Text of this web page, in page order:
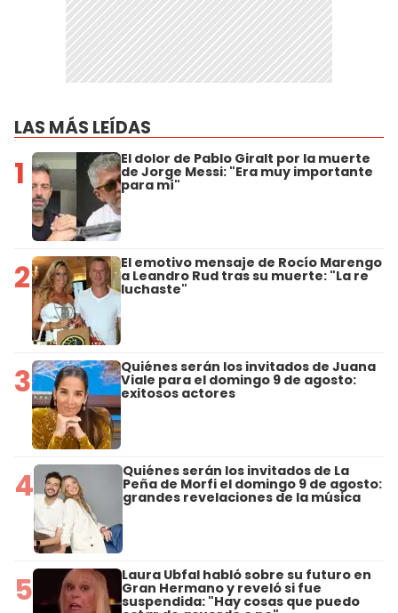
LAS MÁS LEÍDAS
1 El dolor de Pablo Giralt por la muerte
de Jorge Messi: "Era muy importante
para mí"
2 El emotivo mensaje de Rocío Marengo
a Leandro Rud tras su muerte: "La re
luchaste"
3 Quiénes serán los invitados de Juana
Viale para el domingo 9 de agosto:
exitosos actores
4 Quiénes serán los invitados de La
Peña de Morfi el domingo 9 de agosto:
grandes revelaciones de la música
5 Laura Ubfal habló sobre su futuro en
Gran Hermano y reveló si fue
suspendida: "Hay cosas que puedo